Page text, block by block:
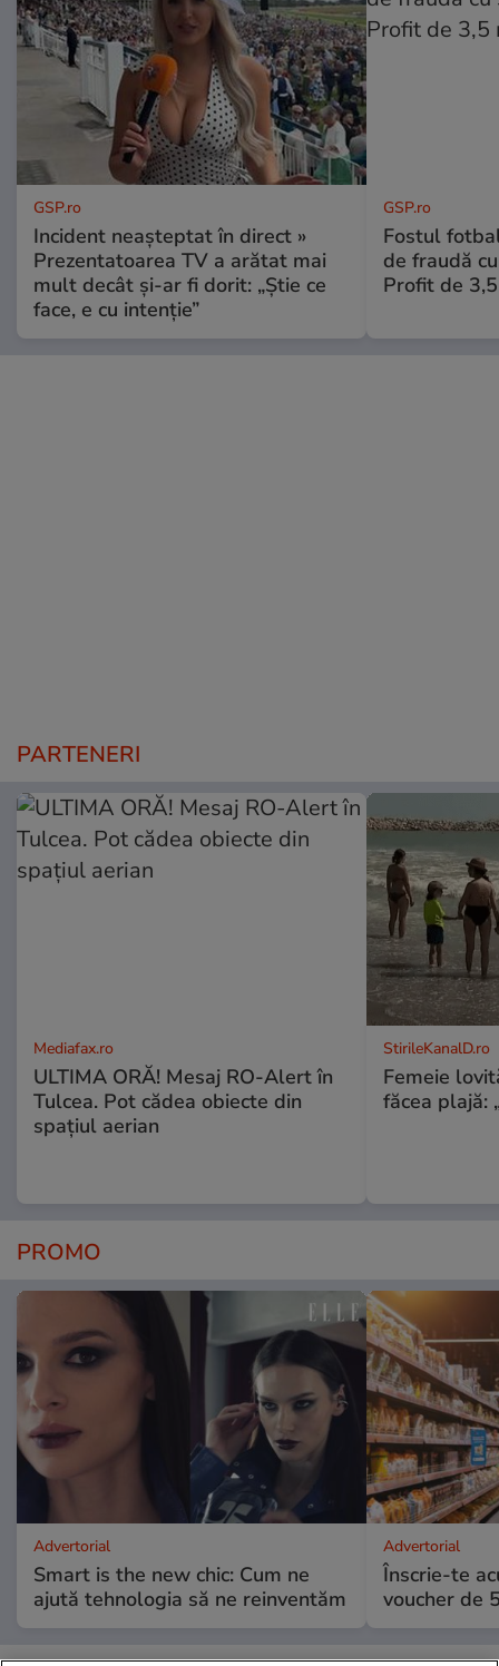
GSP.ro
Incident neașteptat în direct »
Prezentatoarea TV a arătat mai
mult decât și-ar fi dorit: „Știe ce
face, e cu intenție”
GSP.ro
Fostul
de fraudă
Profit de
PARTENERI
Mediafax.ro
ULTIMA ORĂ! Mesaj RO-Alert în
Tulcea. Pot cădea obiecte din
spațiul aerian
StirileKanalD.ro
Femeie
făcea plajă:
PROMO
Advertorial
Smart is the new chic: Cum ne
ajută tehnologia să ne reinventăm
Advertorial
Înscrie-te
voucher de